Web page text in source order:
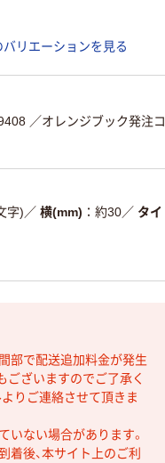
バリエーションを見る
／オレンジブック発注コ
字) ／ 横(mm) 約30／ タイ
部で配送追加料金が発生
ございますのでご了承く
よりご連絡させて頂きま
いない場合があります。
着後、本サイト上のご利